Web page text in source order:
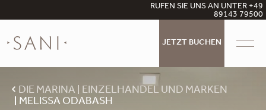
RUFEN SIE UNS AN UNTER +49
89143 79500
JETZT BUCHEN
DIE MARINA
EINZELHANDEL UND MARKEN
MELISSA ODABASH